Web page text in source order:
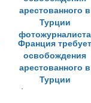
Франция требует
освобождения
арестованного в
Турции
фотожурналиста